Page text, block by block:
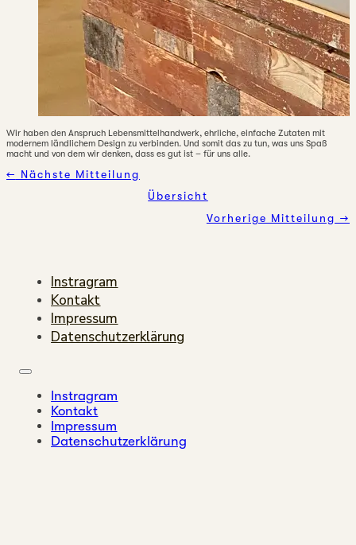
Wir haben den Anspruch Lebensmittelhandwerk, ehrliche, einfache Zutaten mit
modernem ländlichem Design zu verbinden. Und somit das zu tun, was uns Spaß
macht und von dem wir denken, dass es gut ist – für uns alle.
← Nächste Mitteilung
Übersicht
Vorherige Mitteilung →
Instragram
Kontakt
Impressum
Datenschutzerklärung
Instragram
Kontakt
Impressum
Datenschutzerklärung